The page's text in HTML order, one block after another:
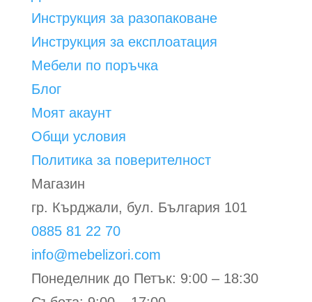
Инструкция за разопаковане
Инструкция за експлоатация
Мебели по поръчка
Блог
Моят акаунт
Общи условия
Политика за поверителност
Магазин
гр. Кърджали, бул. България 101
0885 81 22 70
info@mebelizori.com
Понеделник до Петък: 9:00 – 18:30